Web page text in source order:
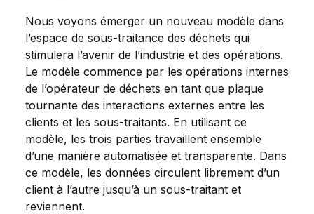
Nous voyons émerger un nouveau modèle dans
l’espace de sous-traitance des déchets qui
stimulera l’avenir de l’industrie et des opérations.
Le modèle commence par les opérations internes
de l’opérateur de déchets en tant que plaque
tournante des interactions externes entre les
clients et les sous-traitants. En utilisant ce
modèle, les trois parties travaillent ensemble
d’une manière automatisée et transparente. Dans
ce modèle, les données circulent librement d’un
client à l’autre jusqu’à un sous-traitant et
reviennent.